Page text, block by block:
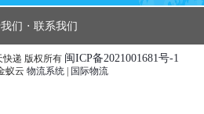
们 · 联系我们
快递 版权所有 闽ICP备2021001681号-1
蚁云 物流系统| 国际物流